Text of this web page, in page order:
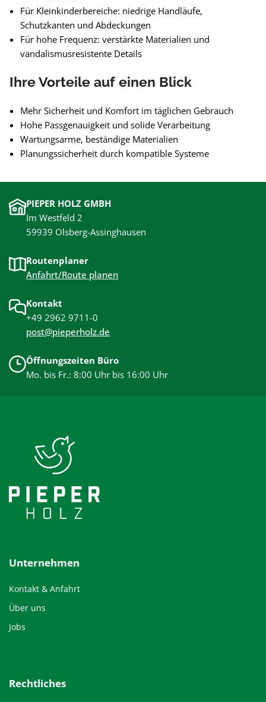
Für Kleinkinderbereiche: niedrige Handläufe,
Schutzkanten und Abdeckungen
Für hohe Frequenz: verstärkte Materialien und
vandalismusresistente Details
Ihre Vorteile auf einen Blick
Mehr Sicherheit und Komfort im täglichen Gebrauch
Hohe Passgenauigkeit und solide Verarbeitung
Wartungsarme, beständige Materialien
Planungssicherheit durch kompatible Systeme
PIEPER HOLZ GMBH
Im Westfeld 2
59939 Olsberg-Assinghausen
Routenplaner
Anfahrt/Route planen
Kontakt
+49 2962 9711-0
post@pieperholz.de
Öffnungszeiten Büro
Mo. bis Fr.: 8:00 Uhr bis 16:00 Uhr
Unternehmen
Kontakt & Anfahrt
Über uns
Jobs
Rechtliches